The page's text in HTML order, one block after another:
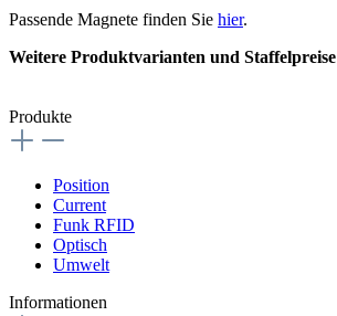
Passende Magnete finden Sie hier.
Weitere Produktvarianten und Staffelpreise
Produkte
Position
Current
Funk RFID
Optisch
Umwelt
Informationen